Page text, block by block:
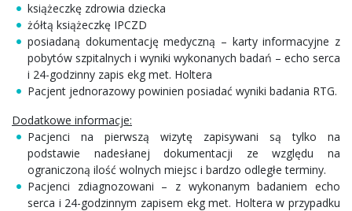
książeczkę zdrowia dziecka
żółtą książeczkę IPCZD
posiadaną dokumentację medyczną – karty informacyjne z
pobytów szpitalnych i wyniki wykonanych badań – echo serca
i 24-godzinny zapis ekg met. Holtera
Pacjent jednorazowy powinien posiadać wyniki badania RTG.
Dodatkowe informacje:
Pacjenci na pierwszą wizytę zapisywani są tylko na
podstawie nadesłanej dokumentacji ze względu na
ograniczoną ilość wolnych miejsc i bardzo odległe terminy.
Pacjenci zdiagnozowani – z wykonanym badaniem echo
serca i 24-godzinnym zapisem ekg met. Holtera w przypadku